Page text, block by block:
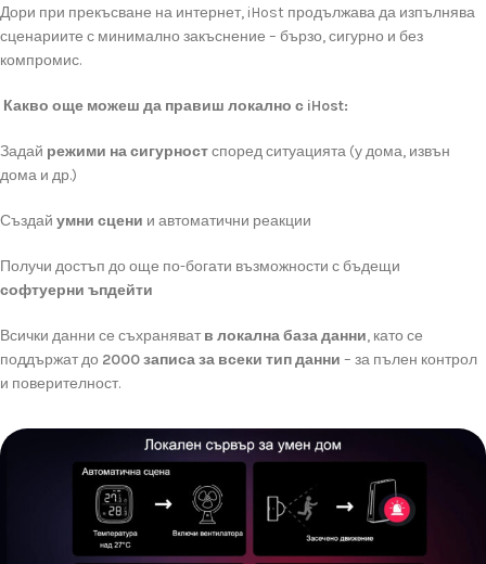
Дори при прекъсване на интернет, iHost продължавада изпълнява
сценариите с минимално закъснение – бързо,сигурно и без
компромис.
Какво още можеш да правиш локално с iHost:
Задай режими насигурностспоредситуацията (удома, извън
дома и др.)
Създай умни сцени и автоматични реакции
Получи достъп до още по-богати възможности с бъдещи
софтуерни ъпдейти
Всички данни се съхраняват в локалнабазаданни, като се
поддържатдо 2000записаза всеки типданни – за пълен контрол
и поверителност.